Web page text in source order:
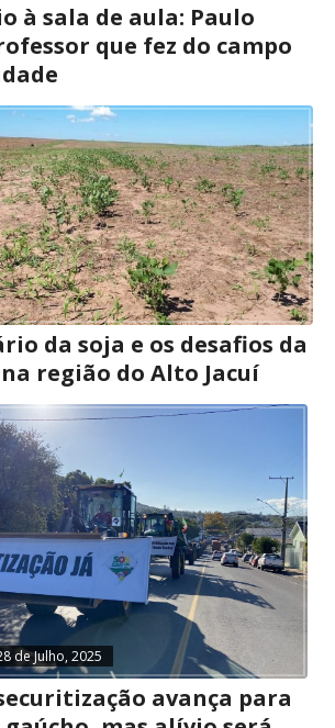
à sala de aula: Paulo
que fez do campo
da soja e os desafios da
região do Alto Jacuí
de Julho, 2025
avança para